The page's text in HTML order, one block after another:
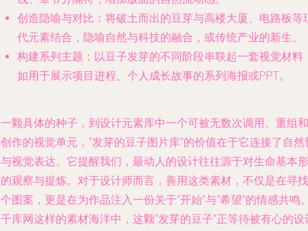
创造隐喻与对比 ：将破土而出的豆芽与高楼大厦、电路板等
代元素结合，隐喻自然与科技的融合，或传统产业的新生。
构建系列主题 ：以豆子发芽的不同阶段串联起一套视觉材料
如用于展示项目进程、个人成长故事的系列海报或PPT。
颗具体的种子，到设计元素库中一个可被无数次调用、重组和
作的视觉单元，“发芽的豆子图片库”的价值在于它连接了自然
视觉表达。它提醒我们，最动人的设计往往源于对生命基本形
观察与提炼。对于设计师而言，善用这类素材，不仅是在寻找
图案，更是在为作品注入一份关于“开始”与“希望”的情感共鸣
库网这样的素材海洋中，这颗“发芽的豆子”正等待被有心的设